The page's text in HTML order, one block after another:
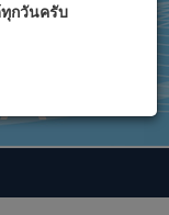
กวันครับ